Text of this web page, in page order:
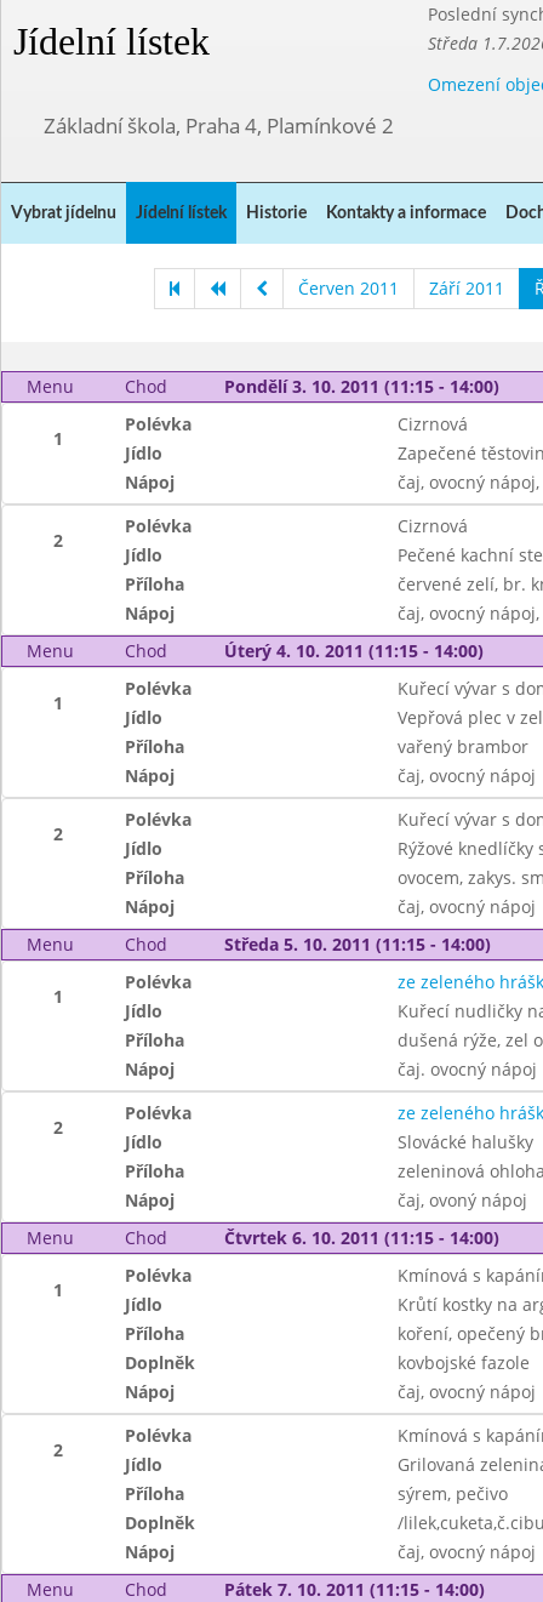
Jídelní lístek
Poslední
Středa
Omezení
Základní škola, Praha 4, Plamínkové 2
Vybrat jídelnu Jídelní lístek Historie Kontakty a informace
Červen 2011 Září 2011
Menu Chod Pondělí 3. 10. 2011 (11:15 - 14:00)
1
Polévka
Cizrnová
Jídlo
Zapečené
Nápoj
čaj, ovocný
2
Polévka
Cizrnová
Jídlo
Pečené kachní
Příloha
červené zelí, br.
Nápoj
čaj, ovocný
Menu
Chod Úterý 4. 10. 2011 (11:15 - 14:00)
1
Polévka
Kuřecí vývar s
Jídlo
Vepřová plec v
Příloha
vařený brambor
Nápoj
čaj, ovocný nápoj
2
Polévka
Kuřecí vývar s
Jídlo
Rýžové knedlíčky
Příloha
ovocem, zakys.
Nápoj
čaj, ovocný nápoj
Menu
Chod Středa 5. 10. 2011 (11:15 - 14:00)
1
Polévka
ze zeleného
Jídlo
Kuřecí nudličky
Příloha
dušená rýže, zel
Nápoj
čaj. ovocný nápoj
2
Polévka
ze zeleného
Jídlo
Slovácké halušky
Příloha
zeleninová
Nápoj
čaj, ovoný nápoj
Menu
Chod Čtvrtek 6. 10. 2011 (11:15 - 14:00)
1
Polévka
Kmínová s
Jídlo
Krůtí kostky na
Příloha
koření, opečený
Doplněk
kovbojské fazole
Nápoj
čaj, ovocný nápoj
2
Polévka
Kmínová s
Jídlo
Grilovaná
Příloha
sýrem, pečivo
Doplněk
/
Nápoj
čaj, ovocný nápoj
Menu
Chod Pátek 7. 10. 2011 (11:15 - 14:00)